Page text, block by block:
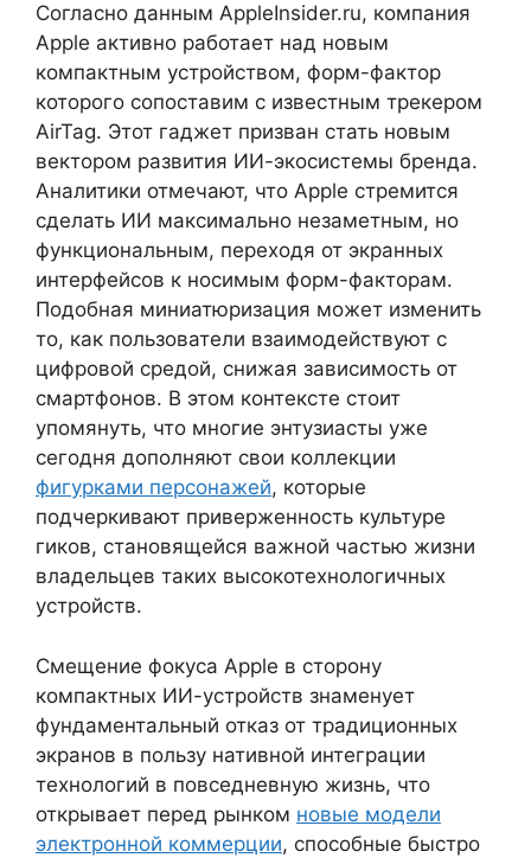
Согласно данным AppleInsider.ru, компания
Apple активно работает над новым
компактным устройством, форм-фактор
которого сопоставим с известным трекером
AirTag. Этот гаджет призван стать новым
вектором развития ИИ-экосистемы бренда.
Аналитики отмечают, что Apple стремится
сделать ИИ максимально незаметным, но
функциональным, переходя от экранных
интерфейсов к носимым форм-факторам.
Подобная миниатюризация может изменить
то, как пользователи взаимодействуют с
цифровой средой, снижая зависимость от
смартфонов. В этом контексте стоит
упомянуть, что многие энтузиасты уже
сегодня дополняют свои коллекции
фигурками персонажей, которые
подчеркивают приверженность культуре
гиков, становящейся важной частью жизни
владельцев таких высокотехнологичных
устройств.
Смещение фокуса Apple в сторону
компактных ИИ-устройств знаменует
фундаментальный отказ от традиционных
экранов в пользу нативной интеграции
технологий в повседневную жизнь, что
открывает перед рынком новые модели
электронной коммерции, способные быстро